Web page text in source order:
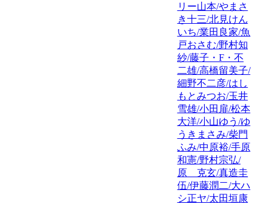
リー山本/やまさ
き十三/北見けん
いち/業田良家/魚
戸おさむ/野村知
紗/藤子・F・不
二雄/高橋留美子/
細野不二彦/はし
もとみつお/玉井
雪雄/小田扉/松本
大洋/小山ゆう/ゆ
うきまさみ/柴門
ふみ/中原裕/手原
和憲/野村宗弘/
原 克玄/真造圭
伍/伊藤潤二/大ハ
シ正ヤ/太田垣康